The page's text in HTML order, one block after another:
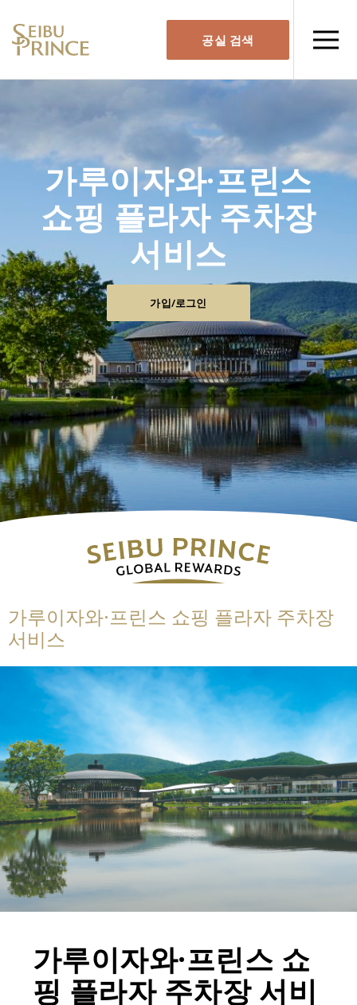
공실 검색
가루이자와·프린스
쇼핑 플라자 주차장
서비스
가입/로그인
가루이자와·프린스 쇼핑 플라자 주차장
서비스
가루이자와·프린스 쇼
핑 플라자 주차장 서비